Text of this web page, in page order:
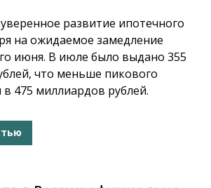
развитие ипотечного
на ожидаемое замедление
июня. В июле было выдано 355
что меньше пикового
475 миллиардов рублей.